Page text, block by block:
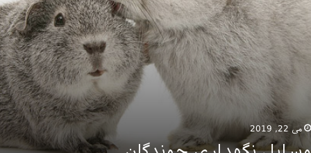
می 22, 2019